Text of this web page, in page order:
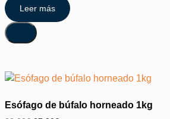
Leer más
Esófago de búfalo horneado 1kg